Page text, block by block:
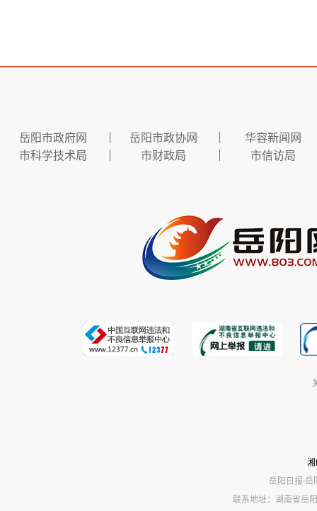
岳阳市政府网 岳阳市政协网
华容新闻网
市科学技术局
市财政局 市信访局
岳阳日报·岳
联系地址：湖南省岳